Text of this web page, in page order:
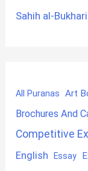
Sahih al-Bukhari
All Puranas Art
Brochures And
Competitive
English Essay